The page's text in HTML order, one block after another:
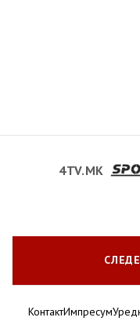
4TV.MK
КонтактИмпресум